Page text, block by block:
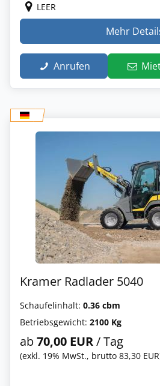
LEER
Mehr
Anrufen
Kramer Radlader 5040
Schaufelinhalt: 0.36 cbm
Betriebsgewicht: 2100 Kg
ab70,00 EUR/ Tag
(exkl. 19% MwSt., brutto 83,30